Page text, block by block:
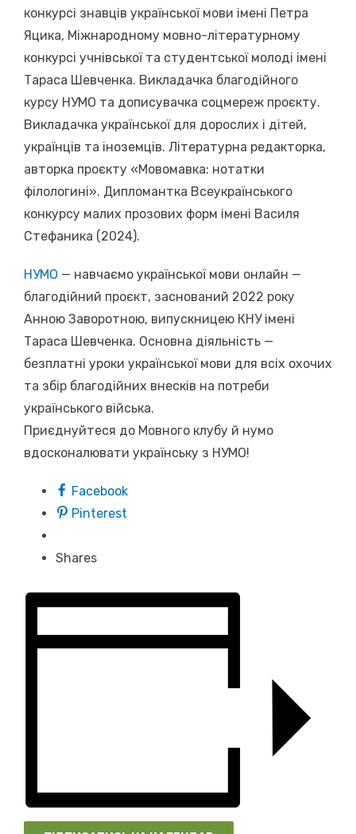
конкурсі знавців української мови імені Петра
Яцика, Міжнародному мовно-літературному
конкурсі учнівської та студентської молоді імені
Тараса Шевченка. Викладачка благодійного
курсу НУМО та дописувачка соцмереж проєкту.
Викладачка української для дорослих і дітей,
українців та іноземців. Літературна редакторка,
авторка проєкту «Мовомавка: нотатки
філологині». Дипломантка Всеукраїнського
конкурсу малих прозових форм імені Василя
Стефаника (2024).
НУМО — навчаємо української мови онлайн —
благодійний проєкт, заснований 2022 року
Анною Заворотною, випускницею КНУ імені
Тараса Шевченка. Основна діяльність —
безплатні уроки української мови для всіх охочих
та збір благодійних внесків на потреби
українського війська.
Приєднуйтеся до Мовного клубу й нумо
вдосконалювати українську з НУМО!
Facebook
Pinterest
Shares